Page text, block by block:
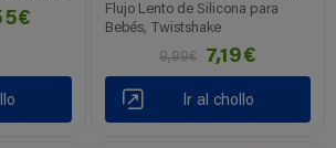
Flujo Lento de Silicona para
Bebés, Twistshake
9,99€
7,19€
Ir al chollo